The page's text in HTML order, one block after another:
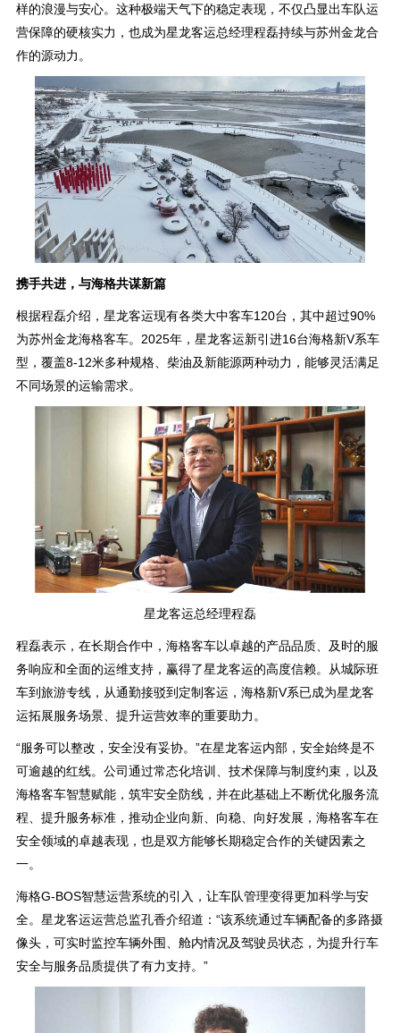
样的浪漫与安心。这种极端天气下的稳定表现，不仅凸显出车队运
营保障的硬核实力，也成为星龙客运总经理程磊持续与苏州金龙合
作的源动力。
携手共进，与海格共谋新篇
根据程磊介绍，星龙客运现有各类大中客车120台，其中超过90%
为苏州金龙海格客车。2025年，星龙客运新引进16台海格新V系车
型，覆盖8-12米多种规格、柴油及新能源两种动力，能够灵活满足
不同场景的运输需求。
星龙客运总经理程磊
程磊表示，在长期合作中，海格客车以卓越的产品品质、及时的服
务响应和全面的运维支持，赢得了星龙客运的高度信赖。从城际班
车到旅游专线，从通勤接驳到定制客运，海格新V系已成为星龙客
运拓展服务场景、提升运营效率的重要助力。
“服务可以整改，安全没有妥协。”在星龙客运内部，安全始终是不
可逾越的红线。公司通过常态化培训、技术保障与制度约束，以及
海格客车智慧赋能，筑牢安全防线，并在此基础上不断优化服务流
程、提升服务标准，推动企业向新、向稳、向好发展，海格客车在
安全领域的卓越表现，也是双方能够长期稳定合作的关键因素之
一。
海格G-BOS智慧运营系统的引入，让车队管理变得更加科学与安
全。星龙客运运营总监孔香介绍道：“该系统通过车辆配备的多路摄
像头，可实时监控车辆外围、舱内情况及驾驶员状态，为提升行车
安全与服务品质提供了有力支持。”